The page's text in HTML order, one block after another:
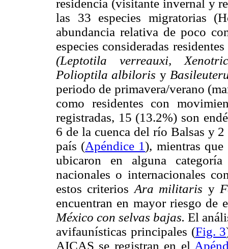
residencia (visitante invernal y
las 33 especies migratorias
abundancia relativa de poco
especies consideradas
(Leptotila verreauxi,
Polioptila albiloris y
periodo de primavera/verano
como residentes con
registradas, 15 (13.2%) son
6 de la cuenca del río Balsas y
país (Apéndice 1), mientras que
ubicaron en alguna
nacionales o internacionales
estos criterios Ara militaris y
encuentran en mayor riesgo de
México con selvas bajas. El
avifaunísticas principales (Fig. 3
AICAS se registran en el